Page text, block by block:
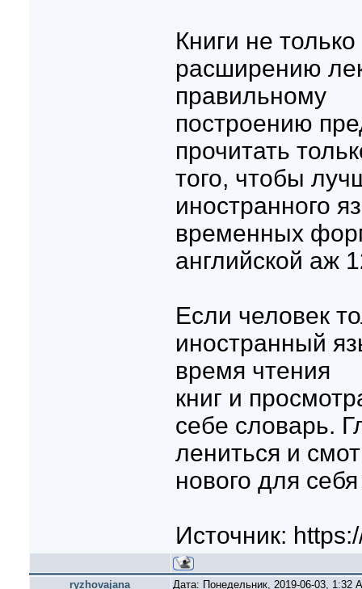
Книги не
расширению
правильному
построению
прочитать
того, чтобы
иностранного
временных
английской аж
Если человек
иностранный
время чтения
книг и
себе словарь.
лениться и
нового для
Источник:
ryzhovajana Дата: Понедельник, 2019-06-03, 1:32